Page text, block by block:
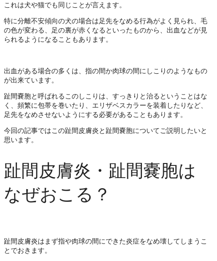
これは犬や猫でも同じことが言えます。
特に分離不安傾向の犬の場合は足先をなめる行為がよく見られ、毛
の色が変わる、足の裏が赤くなるといったものから、出血などが見
られるようになることもあります。
出血がある場合の多くは、指の間か肉球の間にしこりのようなもの
が出来ています。
趾間嚢胞と呼ばれるこのしこりは、すっきりと治るということはな
く、頻繁に包帯を巻いたり、エリザベスカラーを装着したりなど、
足先をなめさせないようにする必要があることもあります。
今回の記事ではこの趾間皮膚炎と趾間嚢胞についてご説明したいと
思います。
趾間皮膚炎・趾間嚢胞は
なぜおこる？
趾間皮膚炎はまず指や肉球の間にできた炎症をなめ壊してしまうこ
とでおきます。